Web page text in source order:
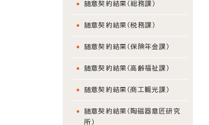
随意契約結果（総務課）
随意契約結果（税務課）
随意契約結果（保険年金課）
随意契約結果（高齢福祉課）
随意契約結果（商工観光課）
随意契約結果（陶磁器意匠研究
所）